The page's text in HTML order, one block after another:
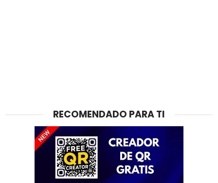
RECOMENDADO PARA TI